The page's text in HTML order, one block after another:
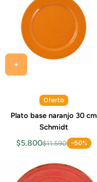
Oferta
Plato base naranjo 30 cm
Schmidt
$5.800$11.590 -50%